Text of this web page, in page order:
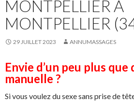
MONTPELLIER À
MONTPELLIER
29 JUILLET 2023 ANNUMASSAGES
Envie d’un peu plus
manuelle ?
Si vous voulez du sexe sans prise de